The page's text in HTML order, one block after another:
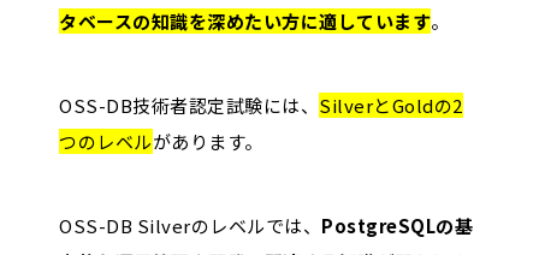
タベースの知識を深めたい方に適しています。
OSS-DB技術者認定試験には、 SilverとGoldの2
つのレベルがあります。
OSS-DB Silverのレベルでは、 PostgreSQLの基